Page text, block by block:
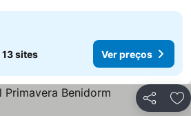
13 sites Ver preços
Partilhar